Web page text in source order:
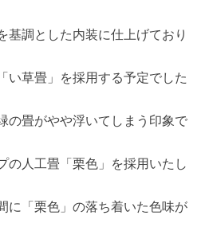
基調とした内装に仕上げており
い草畳」を採用する予定でした
の畳がやや浮いてしまう印象で
の人工畳「栗色」を採用いたし
に「栗色」の落ち着いた色味が